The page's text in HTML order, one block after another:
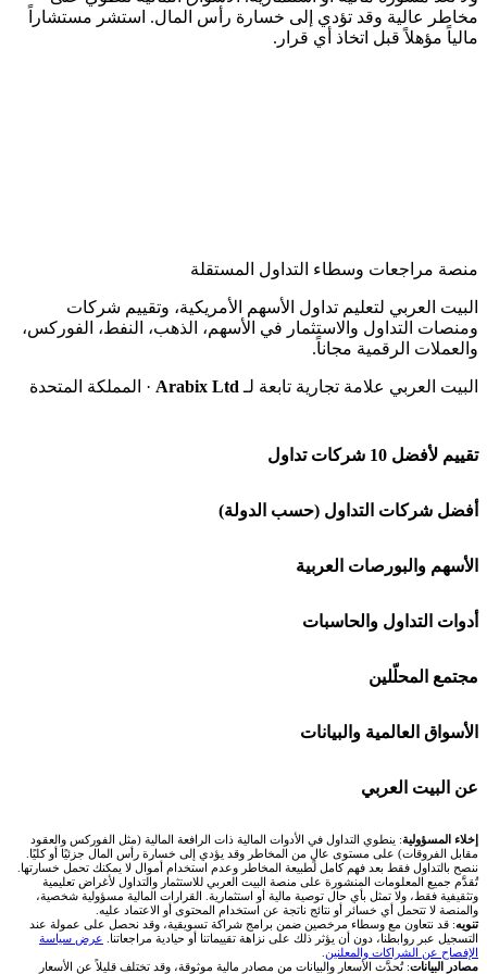
عالية وقد تؤدي إلى خسارة رأس المال. استشر مستشاراً
مؤهلاً قبل اتخاذ أي قرار.
مراجعات وسطاء التداول المستقلة
العربي لتعليم تداول الأسهم الأمريكية، وتقييم شركات
التداول والاستثمار في الأسهم، الذهب، النفط، الفوركس،
الرقمية مجاناً.
العربي علامة تجارية تابعة لـArabix Ltd· المملكة المتحدة
10 شركات تداول
شركة Capital.com
افاتريد AvaTrade
اكسنس Exness
منصة بينانس
Bybit باي بت
اكس تي بي XTB
انتراكتيف بروكرز IBKR
شركات التداول (حسب الدولة)
شركات تداول في السعودية
شركات تداول في الإمارات
شركات تداول في الكويت
شركات تداول في قطر
شركات تداول في الأردن
شركات تداول في العراق
والبورصات العربية
🌍 كل البورصات العربية
🇸🇦 السوق السعودية
🇦🇪 أسواق الإمارات
🇪🇬 البورصة المصرية
🇶🇦 بورصة قطر
🇯🇴 بورصة عمّان
التداول والحاسبات
🕌 حاسبة الزكاة
💱 محول العملات
🧮 حاسبة حجم اللوت
📊 حاسبة قيمة النقطة
💰 حاسبة ربح الفوركس
📌 حاسبة النقاط المحورية
المحلّلين
🧱 حائط المجتمع
🏆 لوحة المحلّلين
✍️ اكتب تحليلك
العالمية والبيانات
🌐 المؤشرات العالمية
🥇 سعر الذهب اليوم
🥇 أسعار الذهب والمعادن
💱 أسعار العملات والفوركس
العربي
من نحن
تواصل معنا
فريق المؤلفين
المسؤولية: ينطوي التداول في الأدوات المالية ذات الرافعة المالية (مثل الفوركس والعقود
الفروقات) على مستوى عالٍ من المخاطر وقد يؤدي إلى خسارة رأس المال جزئيًا أو كليًا.
فقط بعد فهم كامل لطبيعة المخاطر وعدم استخدام أموال لا يمكنك تحمل خسارتها.
المعلومات المنشورة على منصة البيت العربي للاستثمار والتداول لأغراض تعليمية
فقط، ولا تمثل بأي حال توصية مالية أو استثمارية. القرارات المالية مسؤولية شخصية،
لا تتحمل أي خسائر أو نتائج ناتجة عن استخدام المحتوى أو الاعتماد عليه.
قد نتعاون مع وسطاء مرخصين ضمن برامج شراكة تسويقية، وقد نحصل على عمولة عند
عبر روابطنا، دون أن يؤثر ذلك على نزاهة تقييماتنا أو حيادية مراجعاتنا.عرض سياسة
عن الشراكات والمعلنين.
: تُحدَّث الأسعار والبيانات من مصادر مالية موثوقة، وقد تختلف قليلاً عن الأسعار